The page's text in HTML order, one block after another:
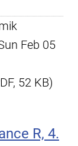
Feb 05
52 KB)
R, 4.